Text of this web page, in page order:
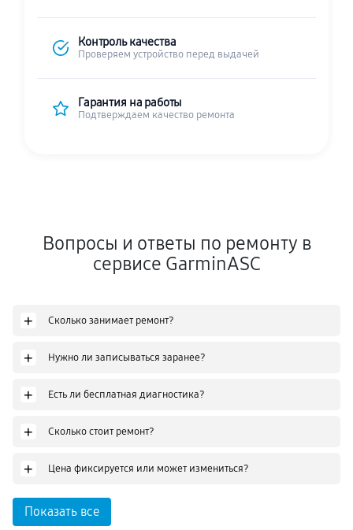
Контроль качества
Проверяем устройство перед выдачей
Гарантия на работы
Подтверждаем качество ремонта
Вопросы и ответы по ремонту в
сервисе GarminASC
+ Сколько занимает ремонт?
+ Нужно ли записываться заранее?
+ Есть ли бесплатная диагностика?
+ Сколько стоит ремонт?
+ Цена фиксируется или может измениться?
Показать все